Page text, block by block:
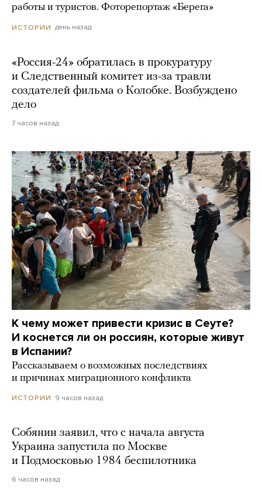
работы и туристов. Фоторепортаж «Берега»
ИСТОРИИ день назад
«Россия-24» обратилась в прокуратуру
и Следственный комитет из-за травли
создателей фильма о Колобке. Возбуждено
дело
7 часов назад
К чему может привести кризис в Сеуте?
И коснется ли он россиян, которые живут
в Испании?
Рассказываем о возможных последствиях
и причинах миграционного конфликта
ИСТОРИИ 9 часов назад
Собянин заявил, что с начала августа
Украина запустила по Москве
и Подмосковью 1984 беспилотника
6 часов назад